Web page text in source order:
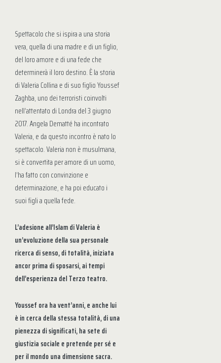
Spettacolo che si ispira a una storia
vera, quella di una madre e di un figlio,
del loro amore e di una fede che
determinerà il loro destino. È la storia
di Valeria Collina e di suo figlio Youssef
Zaghba, uno dei terroristi coinvolti
nell’attentato di Londra del 3 giugno
2017. Angela Dematté ha incontrato
Valeria, e da questo incontro è nato lo
spettacolo. Valeria non è musulmana,
si è convertita per amore di un uomo,
l’ha fatto con convinzione e
determinazione, e ha poi educato i
suoi figli a quella fede.
L’adesione all’Islam di Valeria è
un’evoluzione della sua personale
ricerca di senso, di totalità, iniziata
ancor prima di sposarsi, ai tempi
dell’esperienza del Terzo teatro.
Youssef ora ha vent’anni, e anche lui
è in cerca della stessa totalità, di una
pienezza di significati, ha sete di
giustizia sociale e pretende per sé e
per il mondo una dimensione sacra.